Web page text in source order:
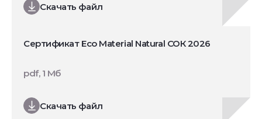
Скачать файл
Сертификат Eco Material Natural СОК 2026
Скачать файл
pdf, 1 Мб